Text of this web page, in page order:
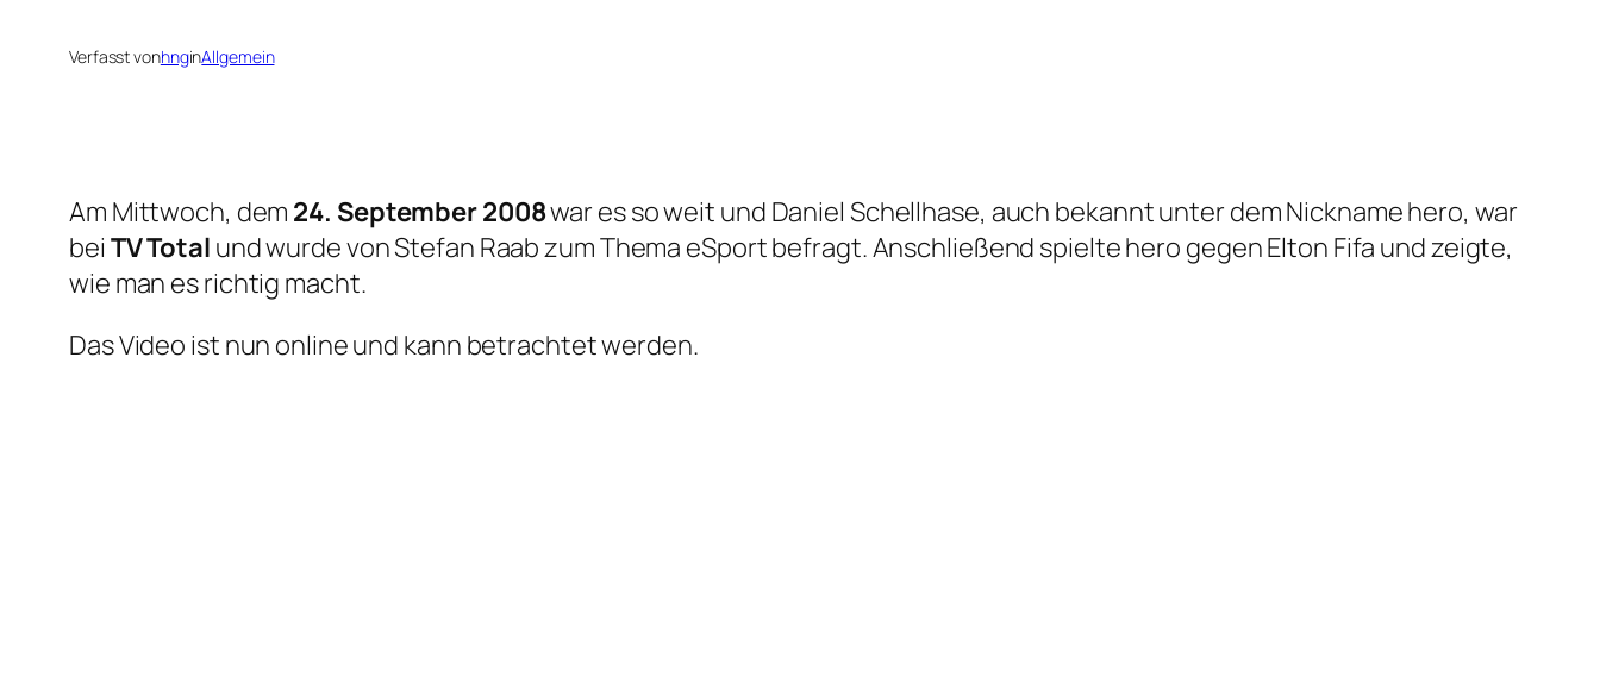
Verfasst vonhnginAllgemein
Am Mittwoch, dem 24. September 2008war es so weit und Daniel Schellhase, auch bekannt unter dem Nickname hero, war
bei TV Total und wurde von Stefan Raab zum Thema eSport befragt. Anschließend spielte hero gegen Elton Fifa und zeigte,
wie man es richtig macht.
Das Video ist nun online und kann betrachtet werden.